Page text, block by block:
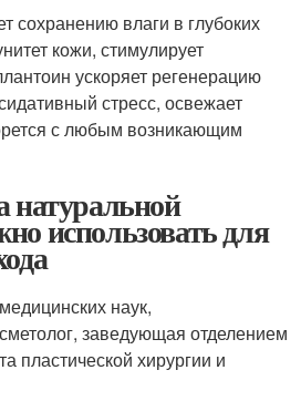
сохранению влаги в глубоких
кожи, стимулирует
ускоряет регенерацию
стресс, освежает
с любым возникающим
натуральной
использовать для
наук,
заведующая отделением
пластической хирургии и